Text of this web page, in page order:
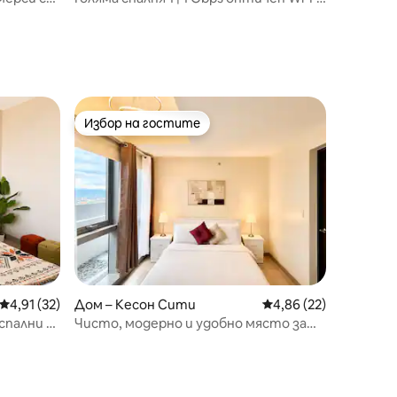
Средна оценка: 4,91 от 5, 32 отзива
4,91 (32)
в
Избор на гостите
Избор на гостите
Дом – Кесон Сити Средна оценка:
4,86 (22)
Чисто, модерно и удобно място за